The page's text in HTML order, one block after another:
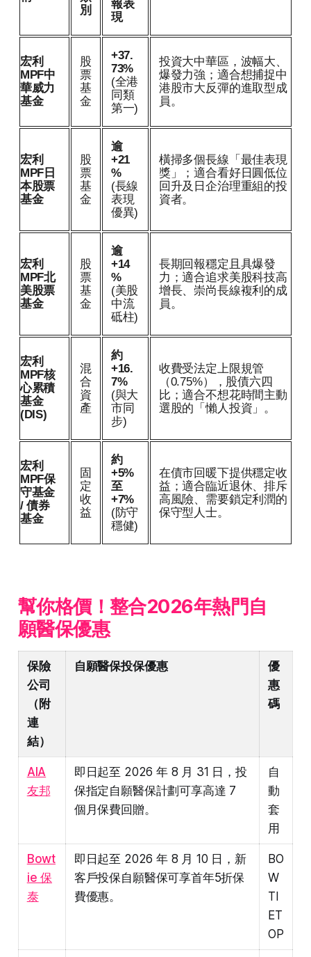
別
報表
現
宏利
MPF中
華威力
基金
股
票
基
金
+37.
73%
(全港
同類
第一)
投資大中華區，波幅大、
爆發力強；適合想捕捉中
港股市大反彈的進取型成
員。
宏利
MPF日
本股票
基金
股
票
基
金
逾
+21
%
(長線
表現
優異)
橫掃多個長線「最佳表現
獎」；適合看好日圓低位
回升及日企治理重組的投
資者。
宏利
MPF北
美股票
基金
股
票
基
金
逾
+14
%
(美股
中流
砥柱)
長期回報穩定且具爆發
力；適合追求美股科技高
增長、崇尚長線複利的成
員。
宏利
MPF核
心累積
基金
(DIS)
混
合
資
產
約
+16.
7%
(與大
市同
步)
收費受法定上限規管
（0.75%），股債六四
比；適合不想花時間主動
選股的「懶人投資」。
宏利
MPF保
守基金
/ 債券
基金
固
定
收
益
約
+5%
至
+7%
(防守
穩健)
在債市回暖下提供穩定收
益；適合臨近退休、排斥
高風險、需要鎖定利潤的
保守型人士。
幫你格價！整合2026年熱門自
願醫保優惠
保險
公司
（附
連
結）
自願醫保投保優惠
優
惠
碼
AIA
友邦
即日起至 2026 年 8 月 31 日，投
保指定自願醫保計劃可享高達 7
個月保費回贈。
自
動
套
用
Bowt
ie 保
泰
即日起至 2026 年 8 月 10 日，新
客戶投保自願醫保可享首年5折保
費優惠。
BO
W
TI
ET
OP